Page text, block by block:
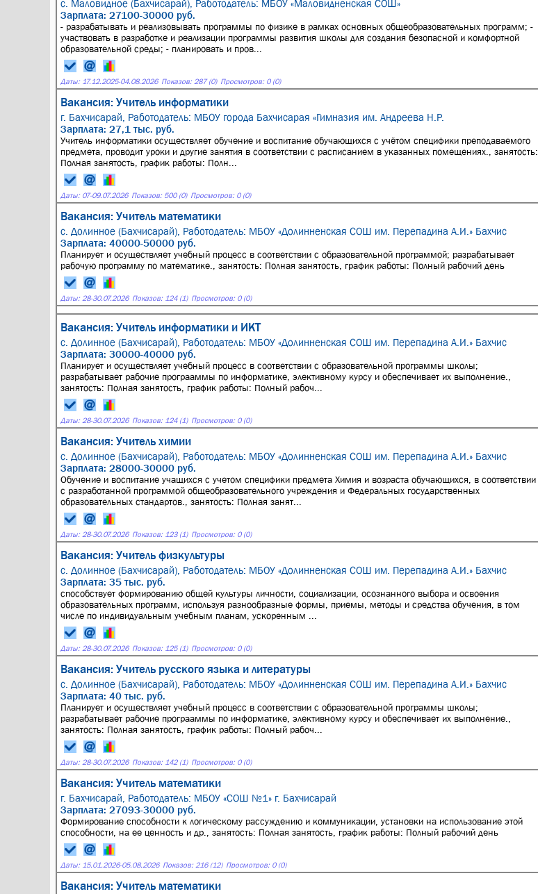
с. Маловидное (Бахчисарай), Работодатель: МБОУ «Маловидненская СОШ»
Зарплата: 27100-30000 руб.
- разрабатывать и реализовывать программы по физике в рамках основных общеобразовательных программ; -
участвовать в разработке и реализации программы развития школы для создания безопасной и комфортной
образовательной среды; - планировать и пров...
Даты: 17.12.2025-04.08.2026 Показов: 287 (0) Просмотров: 0 (0)
Вакансия: Учитель информатики
г. Бахчисарай, Работодатель: МБОУ города Бахчисарая «Гимназия им. Андреева Н.Р.
Зарплата: 27,1 тыс. руб.
Учитель информатики осуществляет обучение и воспитание обучающихся с учётом специфики преподаваемого
предмета, проводит уроки и другие занятия в соответствии с расписанием в указанных помещениях., занятость:
Полная занятость, график работы: Полн...
Даты: 07-09.07.2026 Показов: 500 (0) Просмотров: 0 (0)
Вакансия: Учитель математики
с. Долинное (Бахчисарай), Работодатель: МБОУ «Долинненская СОШ им. Перепадина А.И.» Бахчис
Зарплата: 40000-50000 руб.
Планирует и осуществляет учебный процесс в соответствии с образовательной программой; разрабатывает
рабочую программу по математике., занятость: Полная занятость, график работы: Полный рабочий день
Даты: 28-30.07.2026 Показов: 124 (1) Просмотров: 0 (0)
Вакансия: Учитель информатики и ИКТ
с. Долинное (Бахчисарай), Работодатель: МБОУ «Долинненская СОШ им. Перепадина А.И.» Бахчис
Зарплата: 30000-40000 руб.
Планирует и осуществляет учебный процесс в соответствии с образовательной программы школы;
разрабатывает рабочие програаммы по информатике, элективному курсу и обеспечивает их выполнение.,
занятость: Полная занятость, график работы: Полный рабоч...
Даты: 28-30.07.2026 Показов: 124 (1) Просмотров: 0 (0)
Вакансия: Учитель химии
с. Долинное (Бахчисарай), Работодатель: МБОУ «Долинненская СОШ им. Перепадина А.И.» Бахчис
Зарплата: 28000-30000 руб.
Обучение и воспитание учащихся с учетом специфики предмета Химия и возраста обучающихся, в соответствии
с разработанной программой общеобразовательного учреждения и Федеральных государственных
образовательных стандартов., занятость: Полная занят...
Даты: 28-30.07.2026 Показов: 123 (1) Просмотров: 0 (0)
Вакансия: Учитель физкультуры
с. Долинное (Бахчисарай), Работодатель: МБОУ «Долинненская СОШ им. Перепадина А.И.» Бахчис
Зарплата: 35 тыс. руб.
способствует формированию общей культуры личности, социализации, осознанного выбора и освоения
образовательных программ, используя разнообразные формы, приемы, методы и средства обучения, в том
числе по индивидуальным учебным планам, ускоренным ...
Даты: 28-30.07.2026 Показов: 125 (1) Просмотров: 0 (0)
Вакансия: Учитель русского языка и литературы
с. Долинное (Бахчисарай), Работодатель: МБОУ «Долинненская СОШ им. Перепадина А.И.» Бахчис
Зарплата: 40 тыс. руб.
Планирует и осуществляет учебный процесс в соответствии с образовательной программы школы;
разрабатывает рабочие програаммы по информатике, элективному курсу и обеспечивает их выполнение.,
занятость: Полная занятость, график работы: Полный рабоч...
Даты: 28-30.07.2026 Показов: 142 (1) Просмотров: 0 (0)
Вакансия: Учитель математики
г. Бахчисарай, Работодатель: МБОУ «СОШ №1» г. Бахчисарай
Зарплата: 27093-30000 руб.
Формирование способности к логическому рассуждению и коммуникации, установки на использование этой
способности, на ее ценность и др., занятость: Полная занятость, график работы: Полный рабочий день
Даты: 15.01.2026-05.08.2026 Показов: 216 (12) Просмотров: 0 (0)
Вакансия: Учитель математики